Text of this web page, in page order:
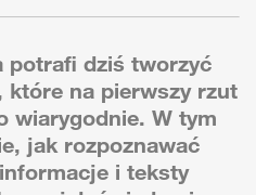
potrafi dziś tworzyć
które na pierwszy rzut
wiarygodnie. W tym
jak rozpoznawać
i teksty